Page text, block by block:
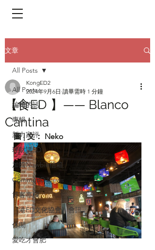
文章
All Posts
編輯的話
專輯
新力家評
理財講ED
加國Newbie信箱
CommuED News
博客專欄
《港ED文化協會》會訊
休閒
愛吃才會肥
All Posts
【食ED 】—— Blanco
Cantina
KongED2
2024年9月6日 讀畢需時 1 分鐘
圖 | 文： Neko